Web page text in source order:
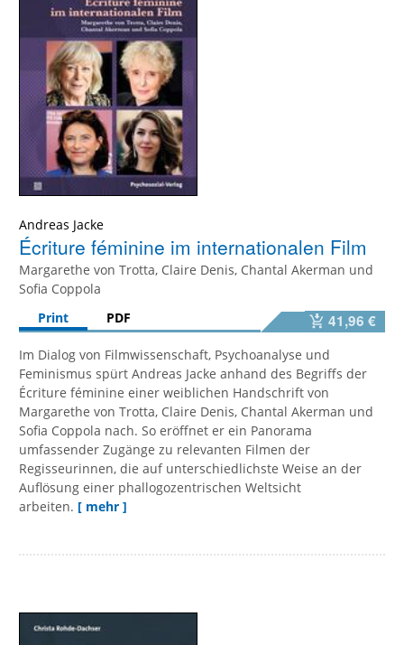
Andreas Jacke
Écriture féminine im internationalen Film
Margarethe von Trotta, Claire Denis, Chantal Akerman und
Sofia Coppola
Print
PDF 41,96 €
Im Dialog von Filmwissenschaft, Psychoanalyse und
Feminismus spürt Andreas Jacke anhand des Begriffs der
Écriture féminine einer weiblichen Handschrift von
Margarethe von Trotta, Claire Denis, Chantal Akerman und
Sofia Coppola nach. So eröffnet er ein Panorama
umfassender Zugänge zu relevanten Filmen der
Regisseurinnen, die auf unterschiedlichste Weise an der
Auflösung einer phallogozentrischen Weltsicht
arbeiten. [ mehr ]